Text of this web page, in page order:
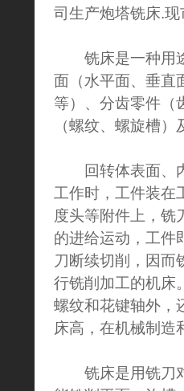
司生产炮塔铣床.现
铣床是一种用途
面（水平面、垂直
等）、分齿零件（
（螺纹、螺旋槽）
回转体表面、内
工作时，工件装在
度头等附件上，铣
的进给运动，工件
刀断续切削，因而
行铣削加工的机床
螺纹和花键轴外，
床高，在机械制造
铣床是用铣刀对